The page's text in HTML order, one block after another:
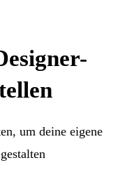
um deine eigene